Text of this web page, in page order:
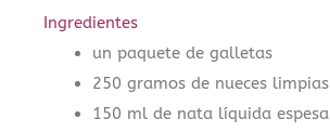
Ingredientes
un paquete de galletas
250 gramos de nueces limpias
150 ml de nata líquida espesa